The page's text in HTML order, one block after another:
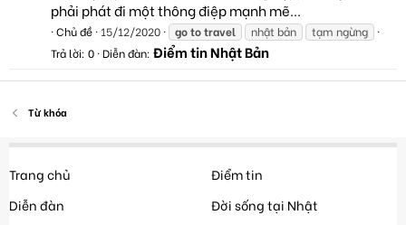
phải phát đi một thông điệp mạnh mẽ...
Chủ đề 15/12/2020 gototravel nhật bản
tạm ngừng
Trả lời: 0 Diễn đàn: Điểm tin Nhật Bản
Từ khóa
Trang chủ
Diễn đàn
Điểm tin
Đời sống tại Nhật